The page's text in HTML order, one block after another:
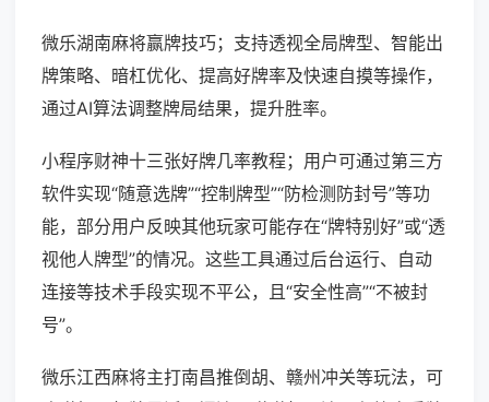
微乐湖南麻将赢牌技巧；支持透视全局牌型、智能出
牌策略、暗杠优化、提高好牌率及快速自摸等操作，
通过AI算法调整牌局结果，提升胜率。
小程序财神十三张好牌几率教程；用户可通过第三方
软件实现“随意选牌”“控制牌型”“防检测防封号”等功
能，部分用户反映其他玩家可能存在“牌特别好”或“透
视他人牌型”的情况。这些工具通过后台运行、自动
连接等技术手段实现不平公，且“安全性高”“不被封
号”。
微乐江西麻将主打南昌推倒胡、赣州冲关等玩法，可